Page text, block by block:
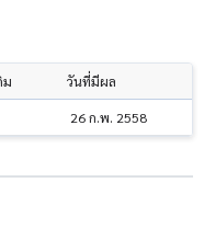
ม วันที่มีผล
26 ก.พ. 2558